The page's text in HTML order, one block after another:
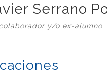
Serrano
y/o ex-alumno